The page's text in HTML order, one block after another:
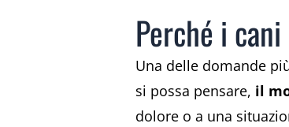
Perché i
Una delle domande
si possa pensare, il
dolore o a una